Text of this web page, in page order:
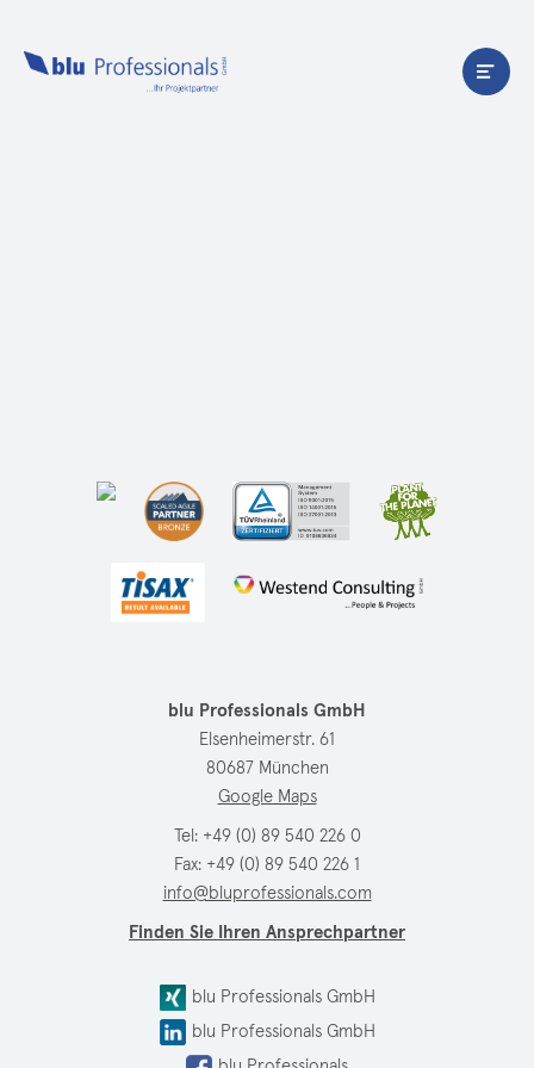
blu Professionals GmbH
Elsenheimerstr. 61
80687 München
Google Maps
Tel: +49 (0) 89 540 226 0
Fax: +49 (0) 89 540 226 1
info@bluprofessionals.com
Finden Sie Ihren Ansprechpartner
blu Professionals GmbH
blu Professionals GmbH